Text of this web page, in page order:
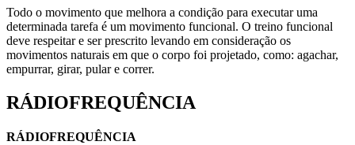
Todo o movimento que melhora a condição para executar uma
determinada tarefa é um movimento funcional. O treino funcional
deve respeitar e ser prescrito levando em consideração os
movimentos naturais em que o corpo foi projetado, como: agachar,
empurrar, girar, pular e correr.
RÁDIOFREQUÊNCIA
RÁDIOFREQUÊNCIA